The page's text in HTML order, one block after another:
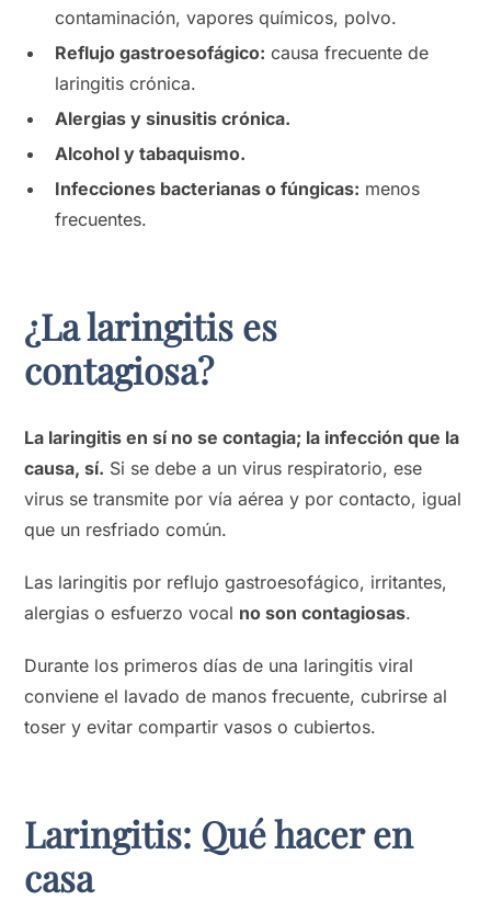
contaminación, vapores químicos, polvo.
Reflujo gastroesofágico: causa frecuente de
laringitis crónica.
Alergias y sinusitis crónica.
Alcohol y tabaquismo.
Infecciones bacterianas o fúngicas: menos
frecuentes.
¿La laringitis es
contagiosa?
La laringitis en sí no se contagia; la infección que la
causa, sí. Si se debe a un virus respiratorio, ese
virus se transmite por vía aérea y por contacto, igual
que un resfriado común.
Las laringitis por reflujo gastroesofágico, irritantes,
alergias o esfuerzo vocal no son contagiosas.
Durante los primeros días de una laringitis viral
conviene el lavado de manos frecuente, cubrirse al
toser y evitar compartir vasos o cubiertos.
Laringitis: Qué hacer en
casa